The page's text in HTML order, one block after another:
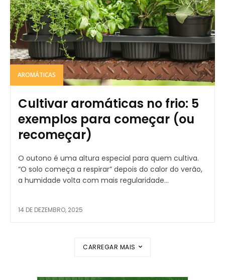
AROMÁTICAS
Cultivar aromáticas no frio: 5
exemplos para começar (ou
recomeçar)
O outono é uma altura especial para quem cultiva.
“O solo começa a respirar” depois do calor do verão,
a humidade volta com mais regularidade...
14 DE DEZEMBRO, 2025
CARREGAR MAIS